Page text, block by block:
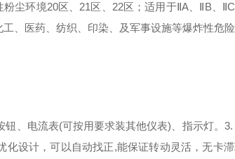
尘环境20区、21区、22区；适用于ⅡA、ⅡB、
、医药、纺织、印染、及军事设施等爆炸性危
、电流表(可按用要求装其他仪表)、指示灯。
设计，可以自动找正,能保证转动灵活，无卡